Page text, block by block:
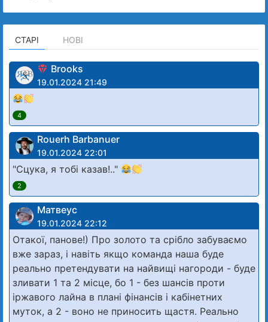
СТАРІ НОВІ
Brooks
19.01.2024 21:49
4
Rouerh Barbanuer
19.01.2024 22:01
"Сцука, я тобі казав!.."
2
Матвеус
19.01.2024 22:12
Отакої, панове!) Про золото та срібло забуваємо
вже зараз, і навіть якщо команда наша буде
реально претендувати на найвищі нагороди - буде
зливати 1 та 2 місце, бо 1 - без шансів проти
іржавого лайна в плані фінансів і кабінетних
муток, а 2 - воно не приносить щастя. Реально